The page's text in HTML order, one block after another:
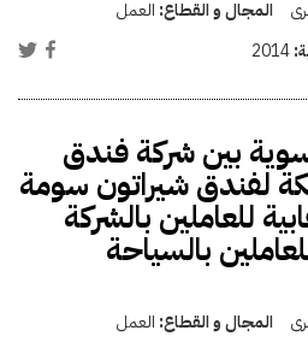
المجال و القطاع: العمل
2014
بين شركة فندق
لفندق شيراتون سومة
للعاملين بالشركة
بالسياحة
المجال و القطاع: العمل